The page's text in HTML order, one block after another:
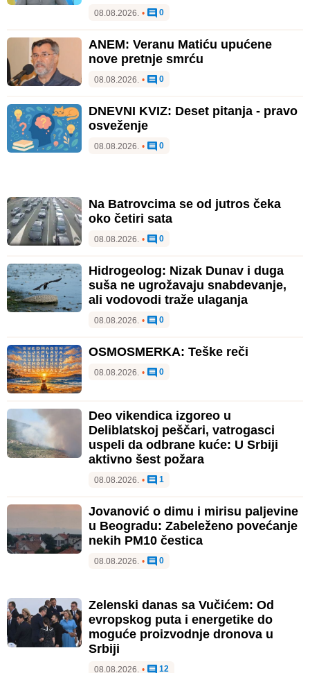
08.08.2026. • 0
ANEM: Veranu Matiću upućene
nove pretnje smrću
08.08.2026. • 0
DNEVNI KVIZ: Deset pitanja - pravo
osveženje
08.08.2026. • 0
Na Batrovcima se od jutros čeka
oko četiri sata
08.08.2026. • 0
Hidrogeolog: Nizak Dunav i duga
suša ne ugrožavaju snabdevanje,
ali vodovodi traže ulaganja
08.08.2026. • 0
OSMOSMERKA: Teške reči
08.08.2026. • 0
Deo vikendica izgoreo u
Deliblatskoj peščari, vatrogasci
uspeli da odbrane kuće: U Srbiji
aktivno šest požara
08.08.2026. • 1
Jovanović o dimu i mirisu paljevine
u Beogradu: Zabeleženo povećanje
nekih PM10 čestica
08.08.2026. • 0
Zelenski danas sa Vučićem: Od
evropskog puta i energetike do
moguće proizvodnje dronova u
Srbiji
08.08.2026. • 12